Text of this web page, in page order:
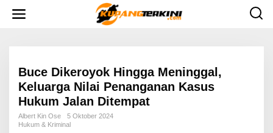
Buce Dikeroyok Hingga Meninggal,
Keluarga Nilai Penanganan Kasus
Hukum Jalan Ditempat
Albert Kin Ose
5 Oktober 2024
Hukum & Kriminal